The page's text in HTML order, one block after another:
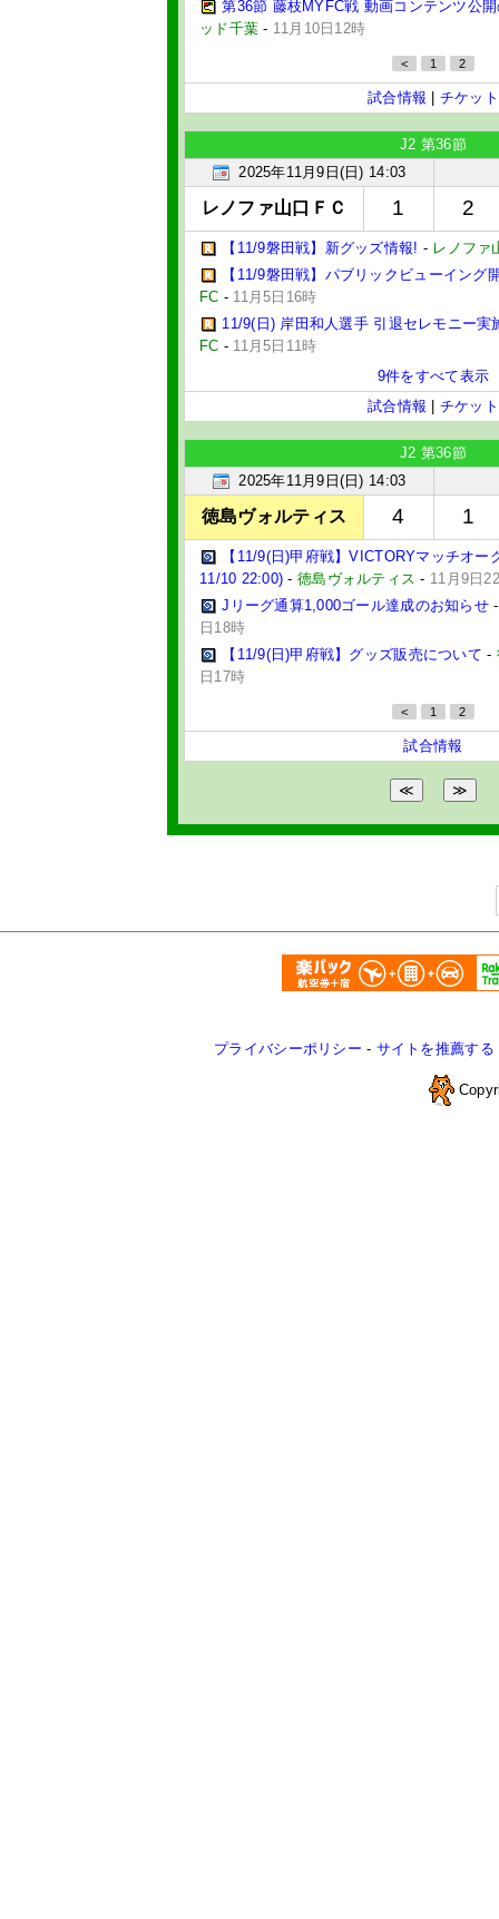
第36節 藤枝MYFC戦 動画コンテンツ公
ッド千葉 - 11月10日12時
< 1 2
試合情報 チケット
J2 第36節
2025年11月9日(日) 14:03
レノファ山口ＦＣ 1 2
【11/9磐田戦】新グッズ情報! - レノファ
【11/9磐田戦】パブリックビューイング
FC - 11月5日16時
11/9(日) 岸田和人選手 引退セレモニー実
FC - 11月5日11時
9件をすべて表示
試合情報
チケット
J2 第36節
2025年11月9日(日) 14:03
徳島ヴォルティス 4 1
【11/9(日)甲府戦】VICTORYマッチオ
11/10 22:00) -徳島ヴォルティス - 11月9日
Jリーグ通算1,000ゴール達成のお知らせ
日18時
【11/9(日)甲府戦】グッズ販売について -
日17時
< 1 2
試合情報
プライバシーポリシー - サイトを推薦する